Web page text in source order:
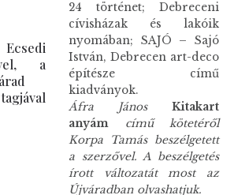
a
24 történet; Debreceni
cívisházak és lakóik
nyomában; SAJÓ – Sajó
István, Debrecen art-deco
építésze című
kiadványok.
Áfra János Kitakart
anyám című kötetéről
Korpa Tamás beszélgetett
a szerzővel. A beszélgetés
írott változatát most az
Újváradban olvashatjuk.